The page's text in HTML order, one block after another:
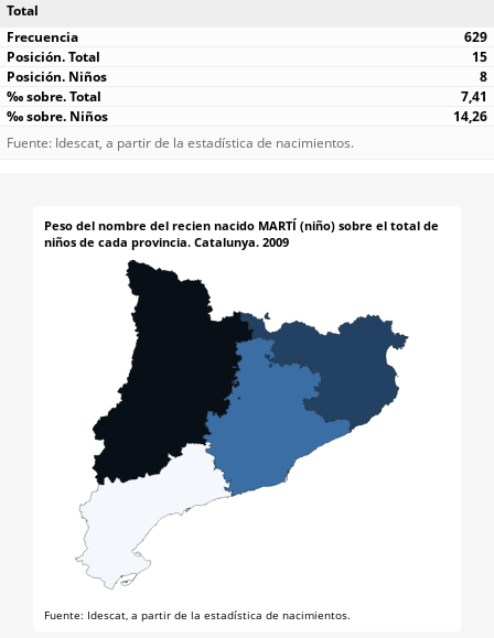
Total
629
15
8
7,41
14,26
Fuente: Idescat, a partir de la estadística de nacimientos.